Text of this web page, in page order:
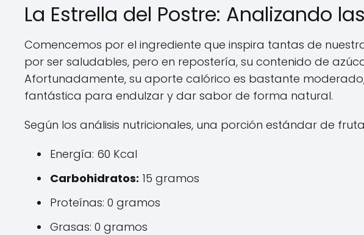
La Estrella del Postre: Analizando
Comencemos por el ingrediente que inspira tantas de
por ser saludables, pero en repostería, su contenido de
Afortunadamente, su aporte calórico es bastante
fantástica para endulzar y dar sabor de forma natural.
Según los análisis nutricionales, una porción estándar de
Energía: 60 Kcal
Carbohidratos: 15 gramos
Proteínas: 0 gramos
Grasas: 0 gramos